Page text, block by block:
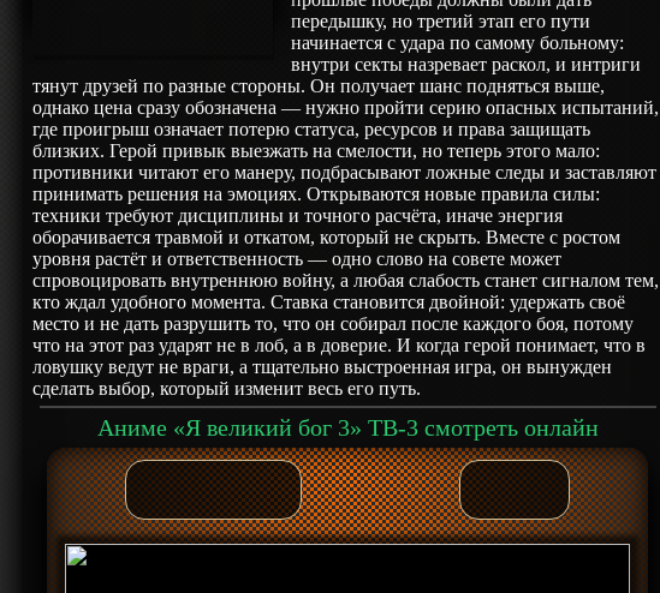
передышку, но третий этап его пути
начинается с удара по самому больному:
внутри секты назревает раскол, и интриги
тянут друзей по разные стороны. Он получает шанс подняться выше,
однако цена сразу обозначена — нужно пройти серию опасных испытаний,
где проигрыш означает потерю статуса, ресурсов и права защищать
близких. Герой привык выезжать на смелости, но теперь этого мало:
противники читают его манеру, подбрасывают ложные следы и заставляют
принимать решения на эмоциях. Открываются новые правила силы:
техники требуют дисциплины и точного расчёта, иначе энергия
оборачивается травмой и откатом, который не скрыть. Вместе с ростом
уровня растёт и ответственность — одно слово на совете может
спровоцировать внутреннюю войну, а любая слабость станет сигналом тем,
кто ждал удобного момента. Ставка становится двойной: удержать своё
место и не дать разрушить то, что он собирал после каждого боя, потому
что на этот раз ударят не в лоб, а в доверие. И когда герой понимает, что в
ловушку ведут не враги, а тщательно выстроенная игра, он вынужден
сделать выбор, который изменит весь его путь.
Аниме «Я великий бог 3» ТВ-3 смотреть онлайн